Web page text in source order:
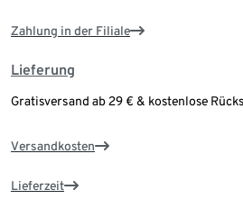
Zahlung in der Filiale
Lieferung
Gratisversand ab 29 € & kostenlose
Versandkosten
Lieferzeit